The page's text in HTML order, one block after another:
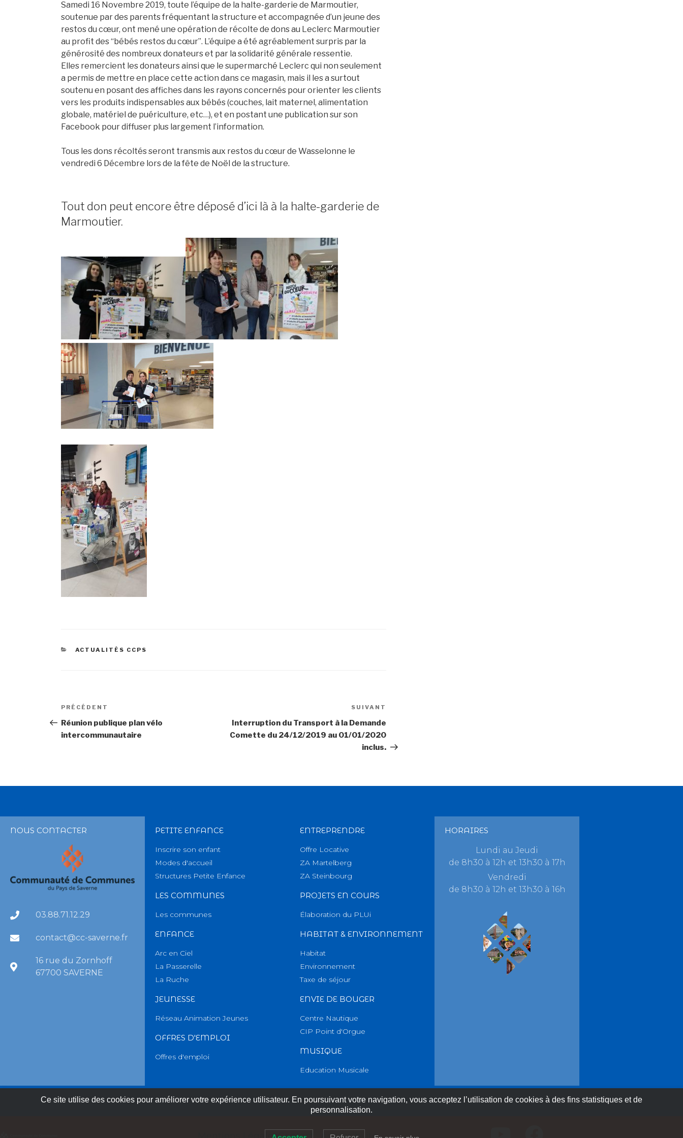
Samedi 16 Novembre 2019, toute l’équipe de la halte-garderie de Marmoutier,
soutenue par des parents fréquentant la structure et accompagnée d’un jeune des
restos du cœur, ont mené une opération de récolte de dons au Leclerc Marmoutier
au profit des “bébés restos du cœur”. L’équipe a été agréablement surpris par la
générosité des nombreux donateurs et par la solidarité générale ressentie.
Elles remercient les donateurs ainsi que le supermarché Leclerc qui non seulement
a permis de mettre en place cette action dans ce magasin, mais il les a surtout
soutenu en posant des affiches dans les rayons concernés pour orienter les clients
vers les produits indispensables aux bébés (couches, lait maternel, alimentation
globale, matériel de puériculture, etc…), et en postant une publication sur son
Facebook pour diffuser plus largement l’information.
Tous les dons récoltés seront transmis aux restos du cœur de Wasselonne le
vendredi 6 Décembre lors de la fête de Noël de la structure.
Tout don peut encore être déposé d’ici là à la halte-garderie de
Marmoutier.
ACTUALITÉS CCPS
PRÉCÉDENT
Réunion publique plan vélo
intercommunautaire
SUIVANT
Interruption du Transport à la Demande
Comette du 24/12/2019 au 01/01/2020
inclus.
NOUS CONTACTER
03.88.71.12.29
contact@cc-saverne.fr
16 rue du Zornhoff
67700 SAVERNE
PETITE ENFANCE
Inscrire son enfant
Modes d'accueil
Structures Petite Enfance
LES COMMUNES
Les communes
ENFANCE
Arc en Ciel
La Passerelle
La Ruche
JEUNESSE
Réseau Animation Jeunes
OFFRES D'EMPLOI
Offres d'emploi
ENTREPRENDRE
Offre Locative
ZA Martelberg
ZA Steinbourg
PROJETS EN COURS
Élaboration du PLUi
HABITAT & ENVIRONNEMENT
Habitat
Environnement
Taxe de séjour
ENVIE DE BOUGER
Centre Nautique
CIP Point d'Orgue
MUSIQUE
Education Musicale
HORAIRES
Lundi au Jeudi
de 8h30 à 12h et 13h30 à 17h
Vendredi
de 8h30 à 12h et 13h30 à 16h
Ce site utilise des cookies pour améliorer votre expérience utilisateur. En poursuivant votre navigation, vous acceptez l’utilisation de cookies à des fins statistiques et de
personnalisation.